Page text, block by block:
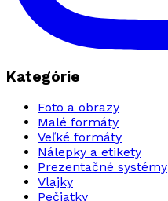
Kategórie
Foto a obrazy
Malé formáty
Veľké formáty
Nálepky a etikety
Prezentačné systémy
Vlajky
Pečiatky